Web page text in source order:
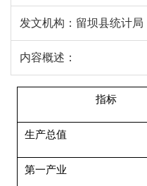
发文机构： 留坝县统计局
内容概述：
指标
生产总值
第一产业